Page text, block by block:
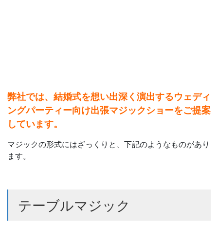
弊社では、結婚式を想い出深く演出するウェディ
ングパーティー向け出張マジックショーをご提案
しています。
マジックの形式にはざっくりと、下記のようなものがあり
ます。
テーブルマジック